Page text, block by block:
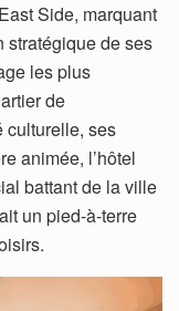
Side, marquant
stratégique de ses
les plus
de
culturelle, ses
animée, l’hôtel
battant de la ville
un pied-à-terre